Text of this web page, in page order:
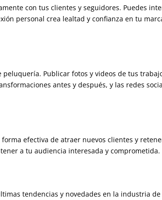
con tus clientes y seguidores. Puedes
personal crea lealtad y confianza en tu
Publicar fotos y videos de tus
antes y después, y las redes
efectiva de atraer nuevos clientes y
a tu audiencia interesada y comprometida.
tendencias y novedades en la industria